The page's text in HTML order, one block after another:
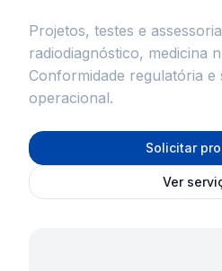
Projetos, testes e
radiodiagnóstico, medicina
Conformidade regulatória e
operacional.
Solicitar
Ver